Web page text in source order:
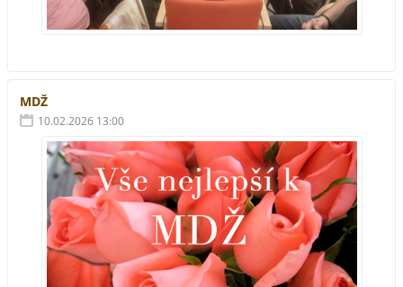
MDŽ
10.02.2026 13:00